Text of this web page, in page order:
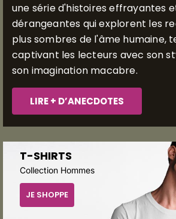
une série d'histoires effrayantes
dérangeantes qui explorent les
plus sombres de l'âme humaine,
captivant les lecteurs avec son
son imagination macabre.
LIRE + D’ANECDOTES
T-SHIRTS
Collection Hommes
JE SHOPPE